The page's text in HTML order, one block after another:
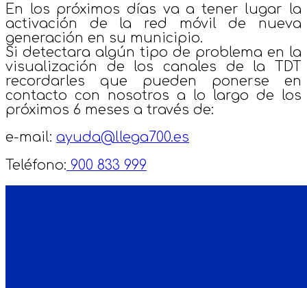
En los próximos días va a tener lugar la
activación de la red móvil de nueva
generación en su municipio.
Si detectara algún tipo de problema en la
visualización de los canales de la TDT
recordarles que pueden ponerse en
contacto con nosotros a lo largo de los
próximos 6 meses a través de:
e-mail: ayuda@llega700.es
Teléfono: 900 833 999